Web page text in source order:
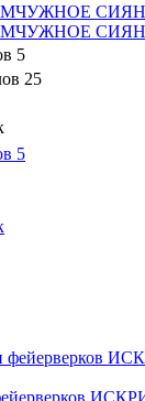
5
25
5
фейерверков